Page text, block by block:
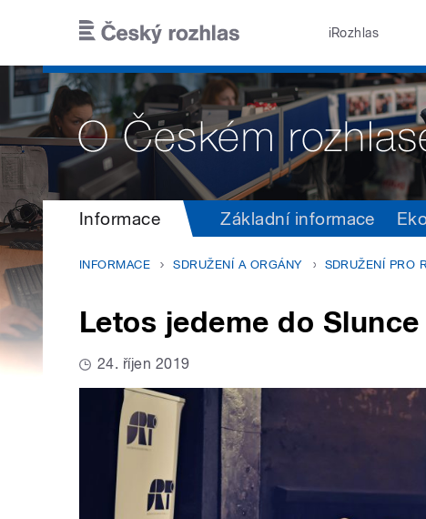
iRozhlas
Informace Základní informace
INFORMACE SDRUŽENÍ A ORGÁNY SDRUŽENÍ PRO
Letos jedeme do
24. říjen 2019